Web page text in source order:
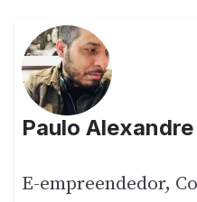
Paulo Alexandre
E-empreendedor,